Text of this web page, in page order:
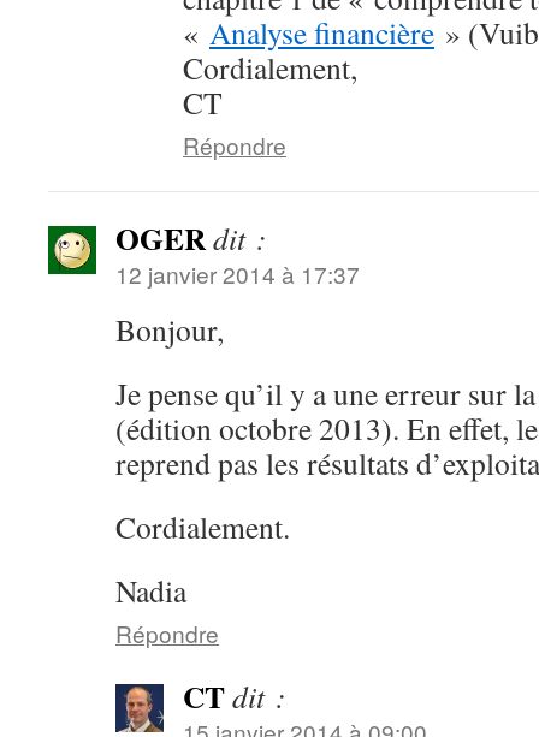
« Analyse financière »
Cordialement,
CT
Répondre
OGERdit :
12 janvier 2014 à 17:37
Bonjour,
Je pense qu’il y a une erreur sur
(édition octobre 2013). En effet,
reprend pas les résultats
Cordialement.
Nadia
Répondre
CTdit :